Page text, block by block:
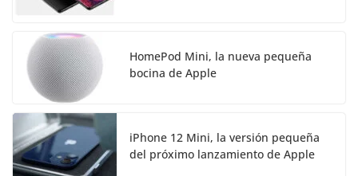
HomePod Mini, la nueva pequeña
bocina de Apple
iPhone 12 Mini, la versión pequeña
del próximo lanzamiento de Apple